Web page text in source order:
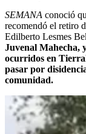
SEMANA conoció
recomendó el retiro
Edilberto Lesmes
Juvenal Mahecha,
ocurridos en
pasar por
comunidad.